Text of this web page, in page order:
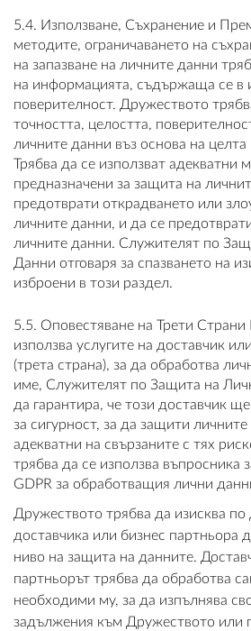
5.4. Използване, Съхранение и
методите, ограничаването на
на запазване на личните данни
на информацията, съдържаща се в
поверителност. Дружеството
точността, целостта,
личните данни въз основа на целта
Трябва да се използват адекватни
предназначени за защита на
предотврати открадването или
личните данни, и да се
личните данни. Служителят по
Данни отговаря за спазването на
изброени в този раздел.
5.5. Оповестяване на Трети Страни
използва услугите на доставчик
(трета страна), за да обработва
име, Служителят по Защита на
да гарантира, че този доставчик
за сигурност, за да защити
адекватни на свързаните с тях
трябва да се използва въпросника
GDPR за обработващия лични
Дружеството трябва да изисква по
доставчика или бизнес партньора
ниво на защита на данните.
партньорът трябва да обработва
необходими му, за да изпълнява
задължения към Дружеството или